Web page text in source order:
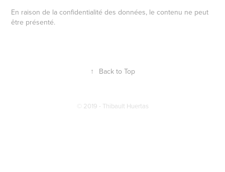
En raison de la confidentialité des données, le contenu ne peut
être présenté.
↑ Back to Top
© 2019 - Thibault Huertas